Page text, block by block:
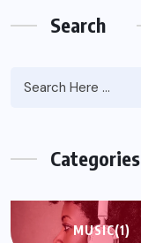
Search
Categories
MUSIC(1)